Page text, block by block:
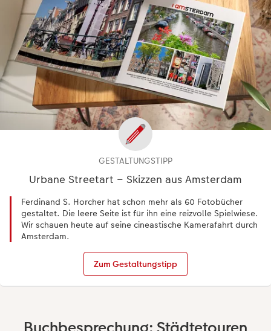
GESTALTUNGSTIPP
Urbane Streetart – Skizzen aus Amsterdam
Ferdinand S. Horcher hat schon mehr als 60 Fotobücher
gestaltet. Die leere Seite ist für ihn eine reizvolle Spielwiese.
Wir schauen heute auf seine cineastische Kamerafahrt durch
Amsterdam.
Zum Gestaltungstipp